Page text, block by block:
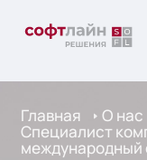
Главная О нас
Специалист
международный